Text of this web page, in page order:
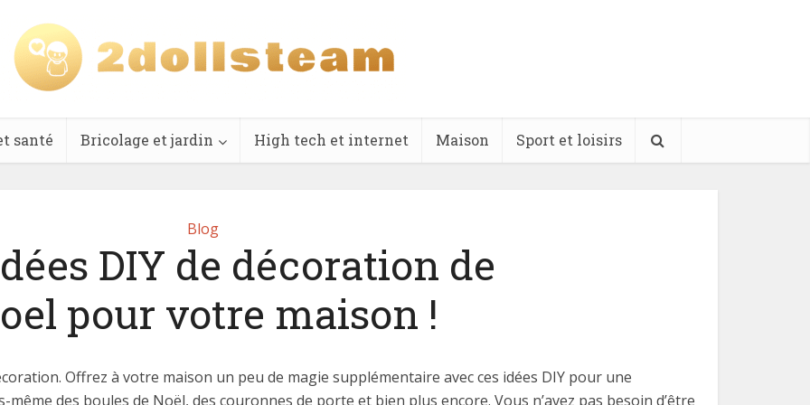
santé Bricolage et jardin High tech et internet Maison Sport et loisirs
Blog
DIY de décoration de
pour votre maison !
Offrez à votre maison un peu de magie supplémentaire avec ces idées DIY pour une
des boules de Noël, des couronnes de porte et bien plus encore. Vous n’avez pas besoin d’être